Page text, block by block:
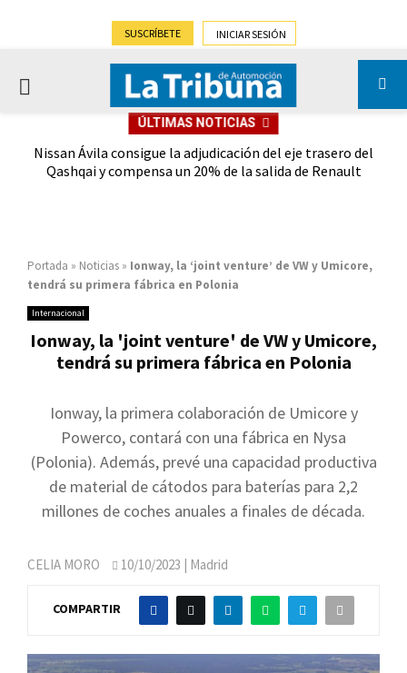
SUSCRÍBETE INICIAR SESIÓN
PRIMARY
ÚLTIMAS NOTICIAS
Nissan Ávila consigue la adjudicación del eje trasero del
Qashqai y compensa un 20% de la salida de Renault
Portada » Noticias » Ionway, la ‘joint venture’ de VW y Umicore,
tendrá su primera fábrica en Polonia
Internacional
Ionway, la 'joint venture' de VW y Umicore,
tendrá su primera fábrica en Polonia
Ionway, la primera colaboración de Umicore y
Powerco, contará con una fábrica en Nysa
(Polonia). Además, prevé una capacidad productiva
de material de cátodos para baterías para 2,2
millones de coches anuales a finales de década.
CELIA MORO 10/10/2023 | Madrid
COMPARTIR